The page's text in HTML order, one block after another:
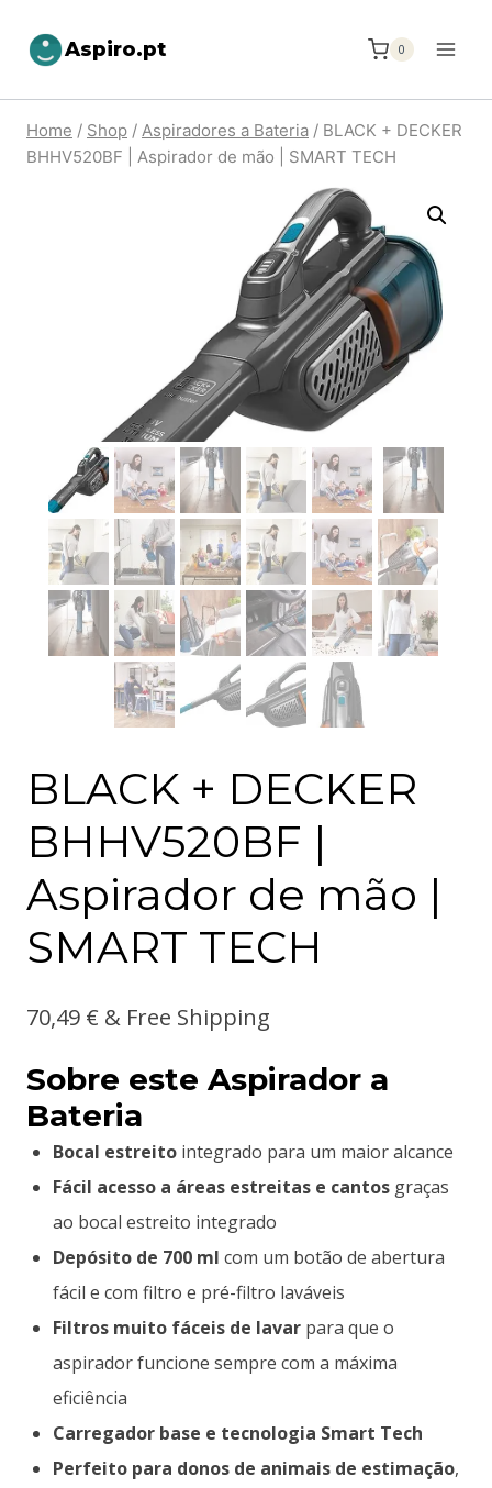
Aspiro.pt 0
Home / Shop / Aspiradores a Bateria / BLACK + DECKER
BHHV520BF | Aspirador de mão | SMART TECH
BLACK + DECKER
BHHV520BF |
Aspirador de mão |
SMART TECH
70,49 € & Free Shipping
Sobre este Aspirador a
Bateria
Bocal estreito integrado para um maior alcance
Fácil acesso a áreas estreitas e cantos graças
ao bocal estreito integrado
Depósito de 700 ml com um botão de abertura
fácil e com filtro e pré-filtro laváveis
Filtros muito fáceis de lavar para que o
aspirador funcione sempre com a máxima
eficiência
Carregador base e tecnologia Smart Tech
Perfeito para donos de animais de estimação,